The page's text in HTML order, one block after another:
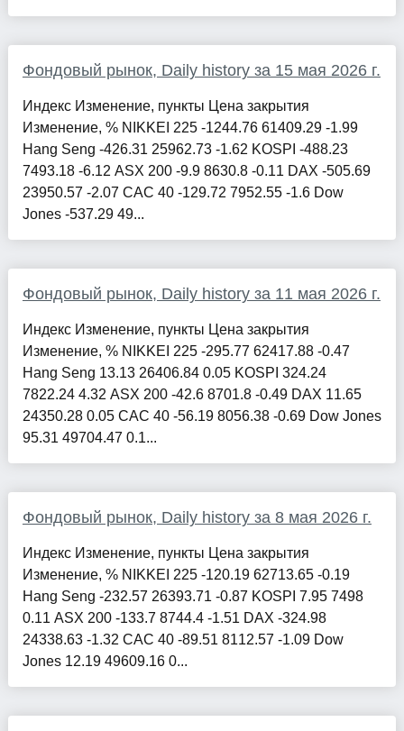
Фондовый рынок, Daily history за 15 мая 2026 г.
Индекс Изменение, пункты Цена закрытия
Изменение, % NIKKEI 225 -1244.76 61409.29 -1.99
Hang Seng -426.31 25962.73 -1.62 KOSPI -488.23
7493.18 -6.12 ASX 200 -9.9 8630.8 -0.11 DAX -505.69
23950.57 -2.07 CAC 40 -129.72 7952.55 -1.6 Dow
Jones -537.29 49...
Фондовый рынок, Daily history за 11 мая 2026 г.
Индекс Изменение, пункты Цена закрытия
Изменение, % NIKKEI 225 -295.77 62417.88 -0.47
Hang Seng 13.13 26406.84 0.05 KOSPI 324.24
7822.24 4.32 ASX 200 -42.6 8701.8 -0.49 DAX 11.65
24350.28 0.05 CAC 40 -56.19 8056.38 -0.69 Dow Jones
95.31 49704.47 0.1...
Фондовый рынок, Daily history за 8 мая 2026 г.
Индекс Изменение, пункты Цена закрытия
Изменение, % NIKKEI 225 -120.19 62713.65 -0.19
Hang Seng -232.57 26393.71 -0.87 KOSPI 7.95 7498
0.11 ASX 200 -133.7 8744.4 -1.51 DAX -324.98
24338.63 -1.32 CAC 40 -89.51 8112.57 -1.09 Dow
Jones 12.19 49609.16 0...